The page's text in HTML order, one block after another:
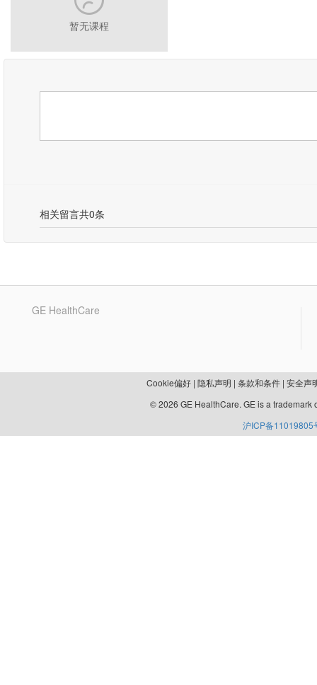
暂无课程
相关留言共0条
GE HealthCare
Cookie偏好| 隐私声明 | 条款和条件| 安全声
© 2026 GE HealthCare. GE is a
沪ICP备11019805